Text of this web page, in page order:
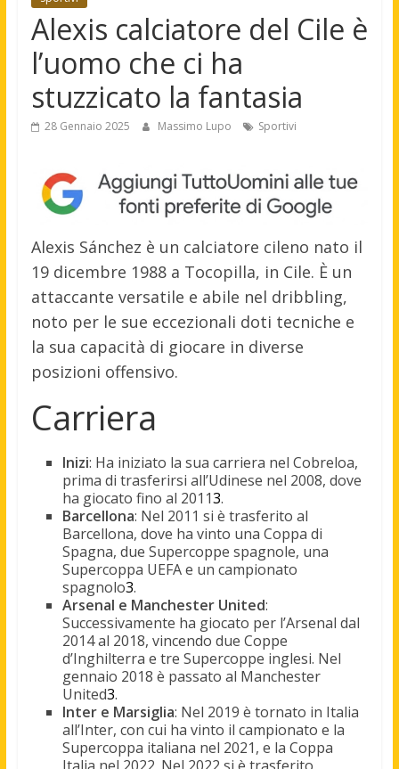
Alexis calciatore del Cile è
l’uomo che ci ha
stuzzicato la fantasia
28 Gennaio 2025 Massimo Lupo Sportivi
Alexis Sánchez è un calciatore cileno nato il
19 dicembre 1988 a Tocopilla, in Cile. È un
attaccante versatile e abile nel dribbling,
noto per le sue eccezionali doti tecniche e
la sua capacità di giocare in diverse
posizioni offensivo.
Carriera
Inizi: Ha iniziato la sua carriera nel Cobreloa,
prima di trasferirsi all’Udinese nel 2008, dove
ha giocato fino al 20113.
Barcellona: Nel 2011 si è trasferito al
Barcellona, dove ha vinto una Coppa di
Spagna, due Supercoppe spagnole, una
Supercoppa UEFA e un campionato
spagnolo3.
Arsenal e Manchester United:
Successivamente ha giocato per l’Arsenal dal
2014 al 2018, vincendo due Coppe
d’Inghilterra e tre Supercoppe inglesi. Nel
gennaio 2018 è passato al Manchester
United3.
Inter e Marsiglia: Nel 2019 è tornato in Italia
all’Inter, con cui ha vinto il campionato e la
Supercoppa italiana nel 2021, e la Coppa